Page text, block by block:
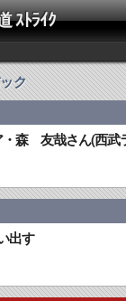
ｽﾄﾗｲｸ
ク
・森 友哉さん(西武
出す